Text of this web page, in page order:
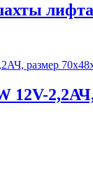
12V-